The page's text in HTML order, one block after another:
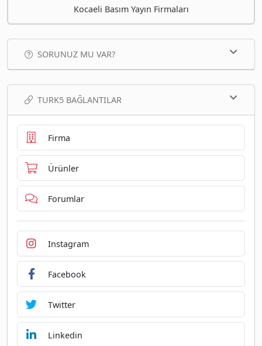
Kocaeli Basım Yayın Firmaları
SORUNUZ MU VAR?
TURK5 BAĞLANTILAR
Firma
Ürünler
Forumlar
Instagram
Facebook
Twitter
Linkedin